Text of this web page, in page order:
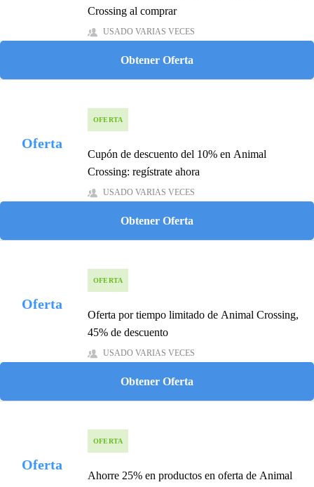
Crossing al comprar
USADO VARIAS VECES
Obtener Oferta
Oferta
OFERTA
Cupón de descuento del 10% en Animal
Crossing: regístrate ahora
USADO VARIAS VECES
Obtener Oferta
Oferta
OFERTA
Oferta por tiempo limitado de Animal Crossing,
45% de descuento
USADO VARIAS VECES
Obtener Oferta
Oferta
OFERTA
Ahorre 25% en productos en oferta de Animal